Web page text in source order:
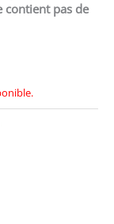
contient pas de